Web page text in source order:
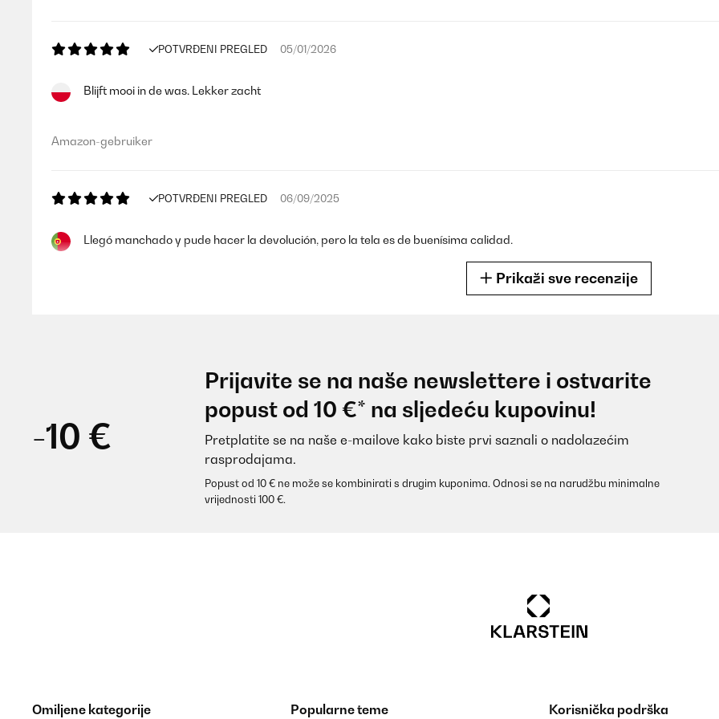
POTVRĐENI PREGLED 05/01/2026
Blijft mooi in de was. Lekker zacht
Amazon-gebruiker
POTVRĐENI PREGLED 06/09/2025
Llegó manchado y pude hacer la devolución, pero la tela es de buenísima calidad.
Super qualité, légère et douce
Utilisateur d'Amazon
POTVRĐENI PREGLED 10/07/2025
Prikaži sve recenzije
-10 €
Prijavite se na naše newslettere i ostvarite
popust od 10 €* na sljedeću kupovinu!
Pretplatite se na naše e-mailove kako biste prvi saznali o nadolazećim
rasprodajama.
Popust od 10 € ne može se kombinirati s drugim kuponima. Odnosi se na narudžbu minimalne
vrijednosti 100 €.
Omiljene kategorije Popularne teme Korisnička podrška